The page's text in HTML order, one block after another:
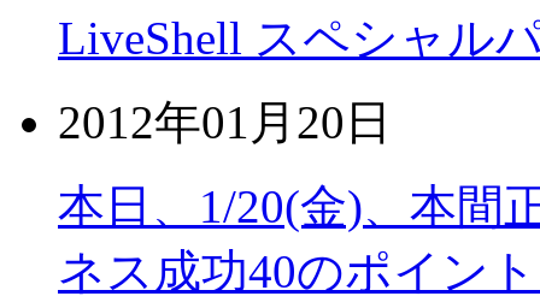
LiveShell スペシャル
2012年01月20日
本日、1/20(金)、本間
ネス成功40のポイン